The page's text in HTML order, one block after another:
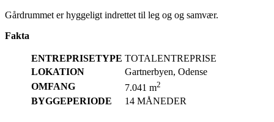
Gårdrummet er hyggeligt indrettet til leg og og samvær.
Fakta
ENTREPRISETYPE TOTALENTREPRISE
LOKATION
Gartnerbyen, Odense
OMFANG
7.041 m2
BYGGEPERIODE 14 MÅNEDER